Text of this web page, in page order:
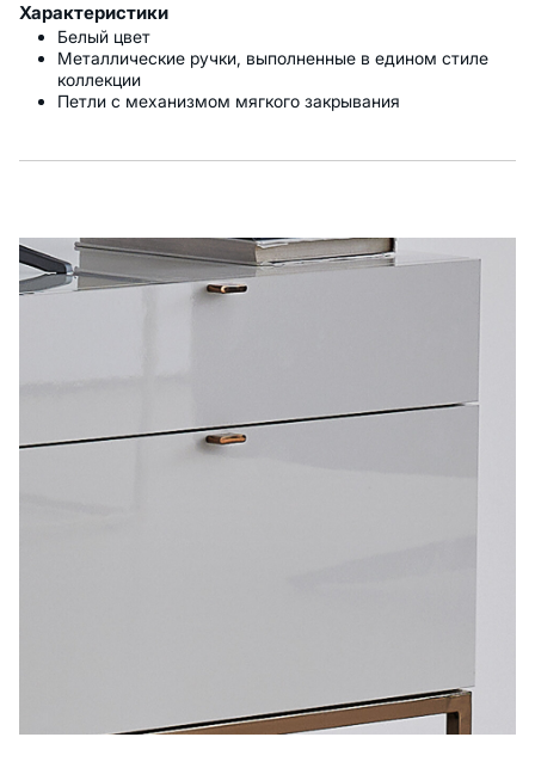
Характеристики
Белый цвет
Металлические ручки, выполненные в едином стиле
коллекции
Петли с механизмом мягкого закрывания